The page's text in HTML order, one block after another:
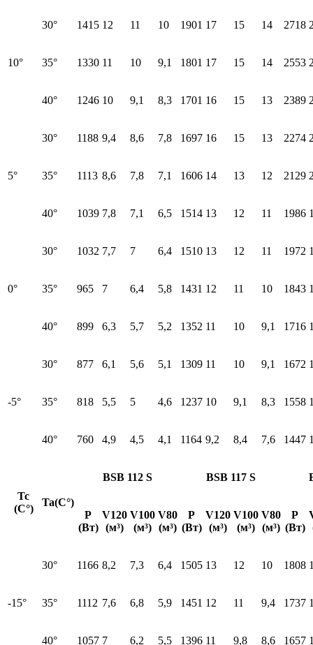
10°
30° 1415 12 11 10 1901 17 15 14 2718
35° 1330 11 10 9,1 1801 17 15 14 2553
40° 1246 10 9,1 8,3 1701 16 15 13 2389
5°
30° 1188 9,4 8,6 7,8 1697 16 15 13 2274
35° 1113 8,6 7,8 7,1 1606 14 13 12 2129
40° 1039 7,8 7,1 6,5 1514 13 12 11 1986
0°
30° 1032 7,7 7 6,4 1510 13 12 11 1972
35° 965 7 6,4 5,8 1431 12 11 10 1843
40° 899 6,3 5,7 5,2 1352 11 10 9,1 1716
-5°
30° 877 6,1 5,6 5,1 1309 11 10 9,1 1672
35° 818 5,5 5 4,6 1237 10 9,1 8,3 1558
40° 760 4,9 4,5 4,1 1164 9,2 8,4 7,6 1447
Tc
(C°)
Ta(C°)
BSB 112 S BSB 117 S
P
(Вт)
V120
(м³)
V100
(м³)
V80
(м³)
P
(Вт)
V120
(м³)
V100
(м³)
V80
(м³)
P
(Вт)
-15°
30° 1166 8,2 7,3 6,4 1505 13 12 10 1808
35° 1112 7,6 6,8 5,9 1451 12 11 9,4 1737
40° 1057 7 6,2 5,5 1396 11 9,8 8,6 1657